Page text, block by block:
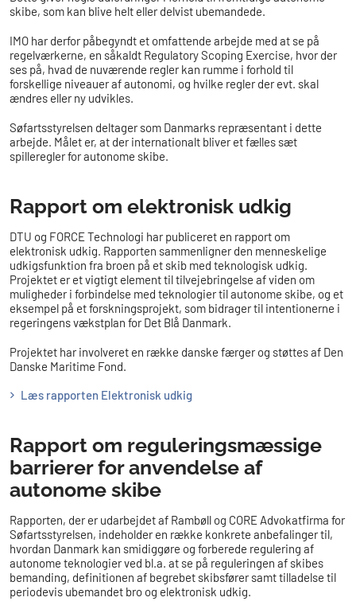
skibe, som kan blive helt eller delvist ubemandede.
IMO har derfor påbegyndt et omfattende arbejde med at se på
regelværkerne, en såkaldt Regulatory Scoping Exercise, hvor der
ses på, hvad de nuværende regler kan rumme i forhold til
forskellige niveauer af autonomi, og hvilke regler der evt. skal
ændres eller ny udvikles.
Søfartsstyrelsen deltager som Danmarks repræsentant i dette
arbejde. Målet er, at der internationalt bliver et fælles sæt
spilleregler for autonome skibe.
Rapport om elektronisk udkig
DTU og FORCE Technologi har publiceret en rapport om
elektronisk udkig. Rapporten sammenligner den menneskelige
udkigsfunktion fra broen på et skib med teknologisk udkig.
Projektet er et vigtigt element til tilvejebringelse af viden om
muligheder i forbindelse med teknologier til autonome skibe, og et
eksempel på et forskningsprojekt, som bidrager til intentionerne i
regeringens vækstplan for Det Blå Danmark.
Projektet har involveret en række danske færger og støttes af Den
Danske Maritime Fond.
Læs rapporten Elektronisk udkig
Rapport om reguleringsmæssige
barrierer for anvendelse af
autonome skibe
Rapporten, der er udarbejdet af Rambøll og CORE Advokatfirma for
Søfartsstyrelsen, indeholder en række konkrete anbefalinger til,
hvordan Danmark kan smidiggøre og forberede regulering af
autonome teknologier ved bl.a. at se på reguleringen af skibes
bemanding, definitionen af begrebet skibsfører samt tilladelse til
periodevis ubemandet bro og elektronisk udkig.